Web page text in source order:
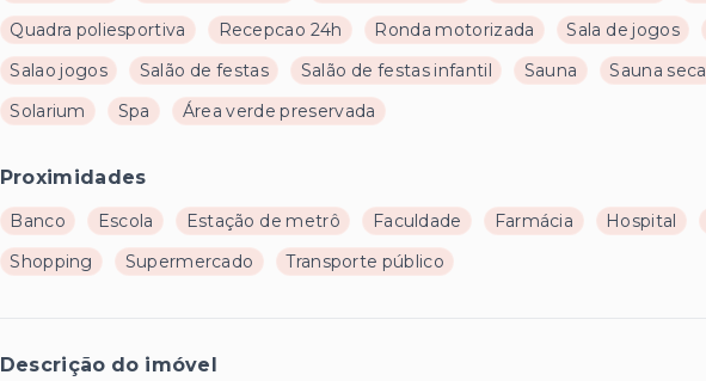
Quadra poliesportiva
Recepcao 24h Ronda motorizada Sala de jogos
Salao jogos
Salão de festas Salão de festas infantil Sauna Sauna seca
Solarium
Spa Área verde preservada
Proximidades
Banco Escola Estação de metrô Faculdade Farmácia Hospital
Shopping
Supermercado Transporte público
Descrição do imóvel